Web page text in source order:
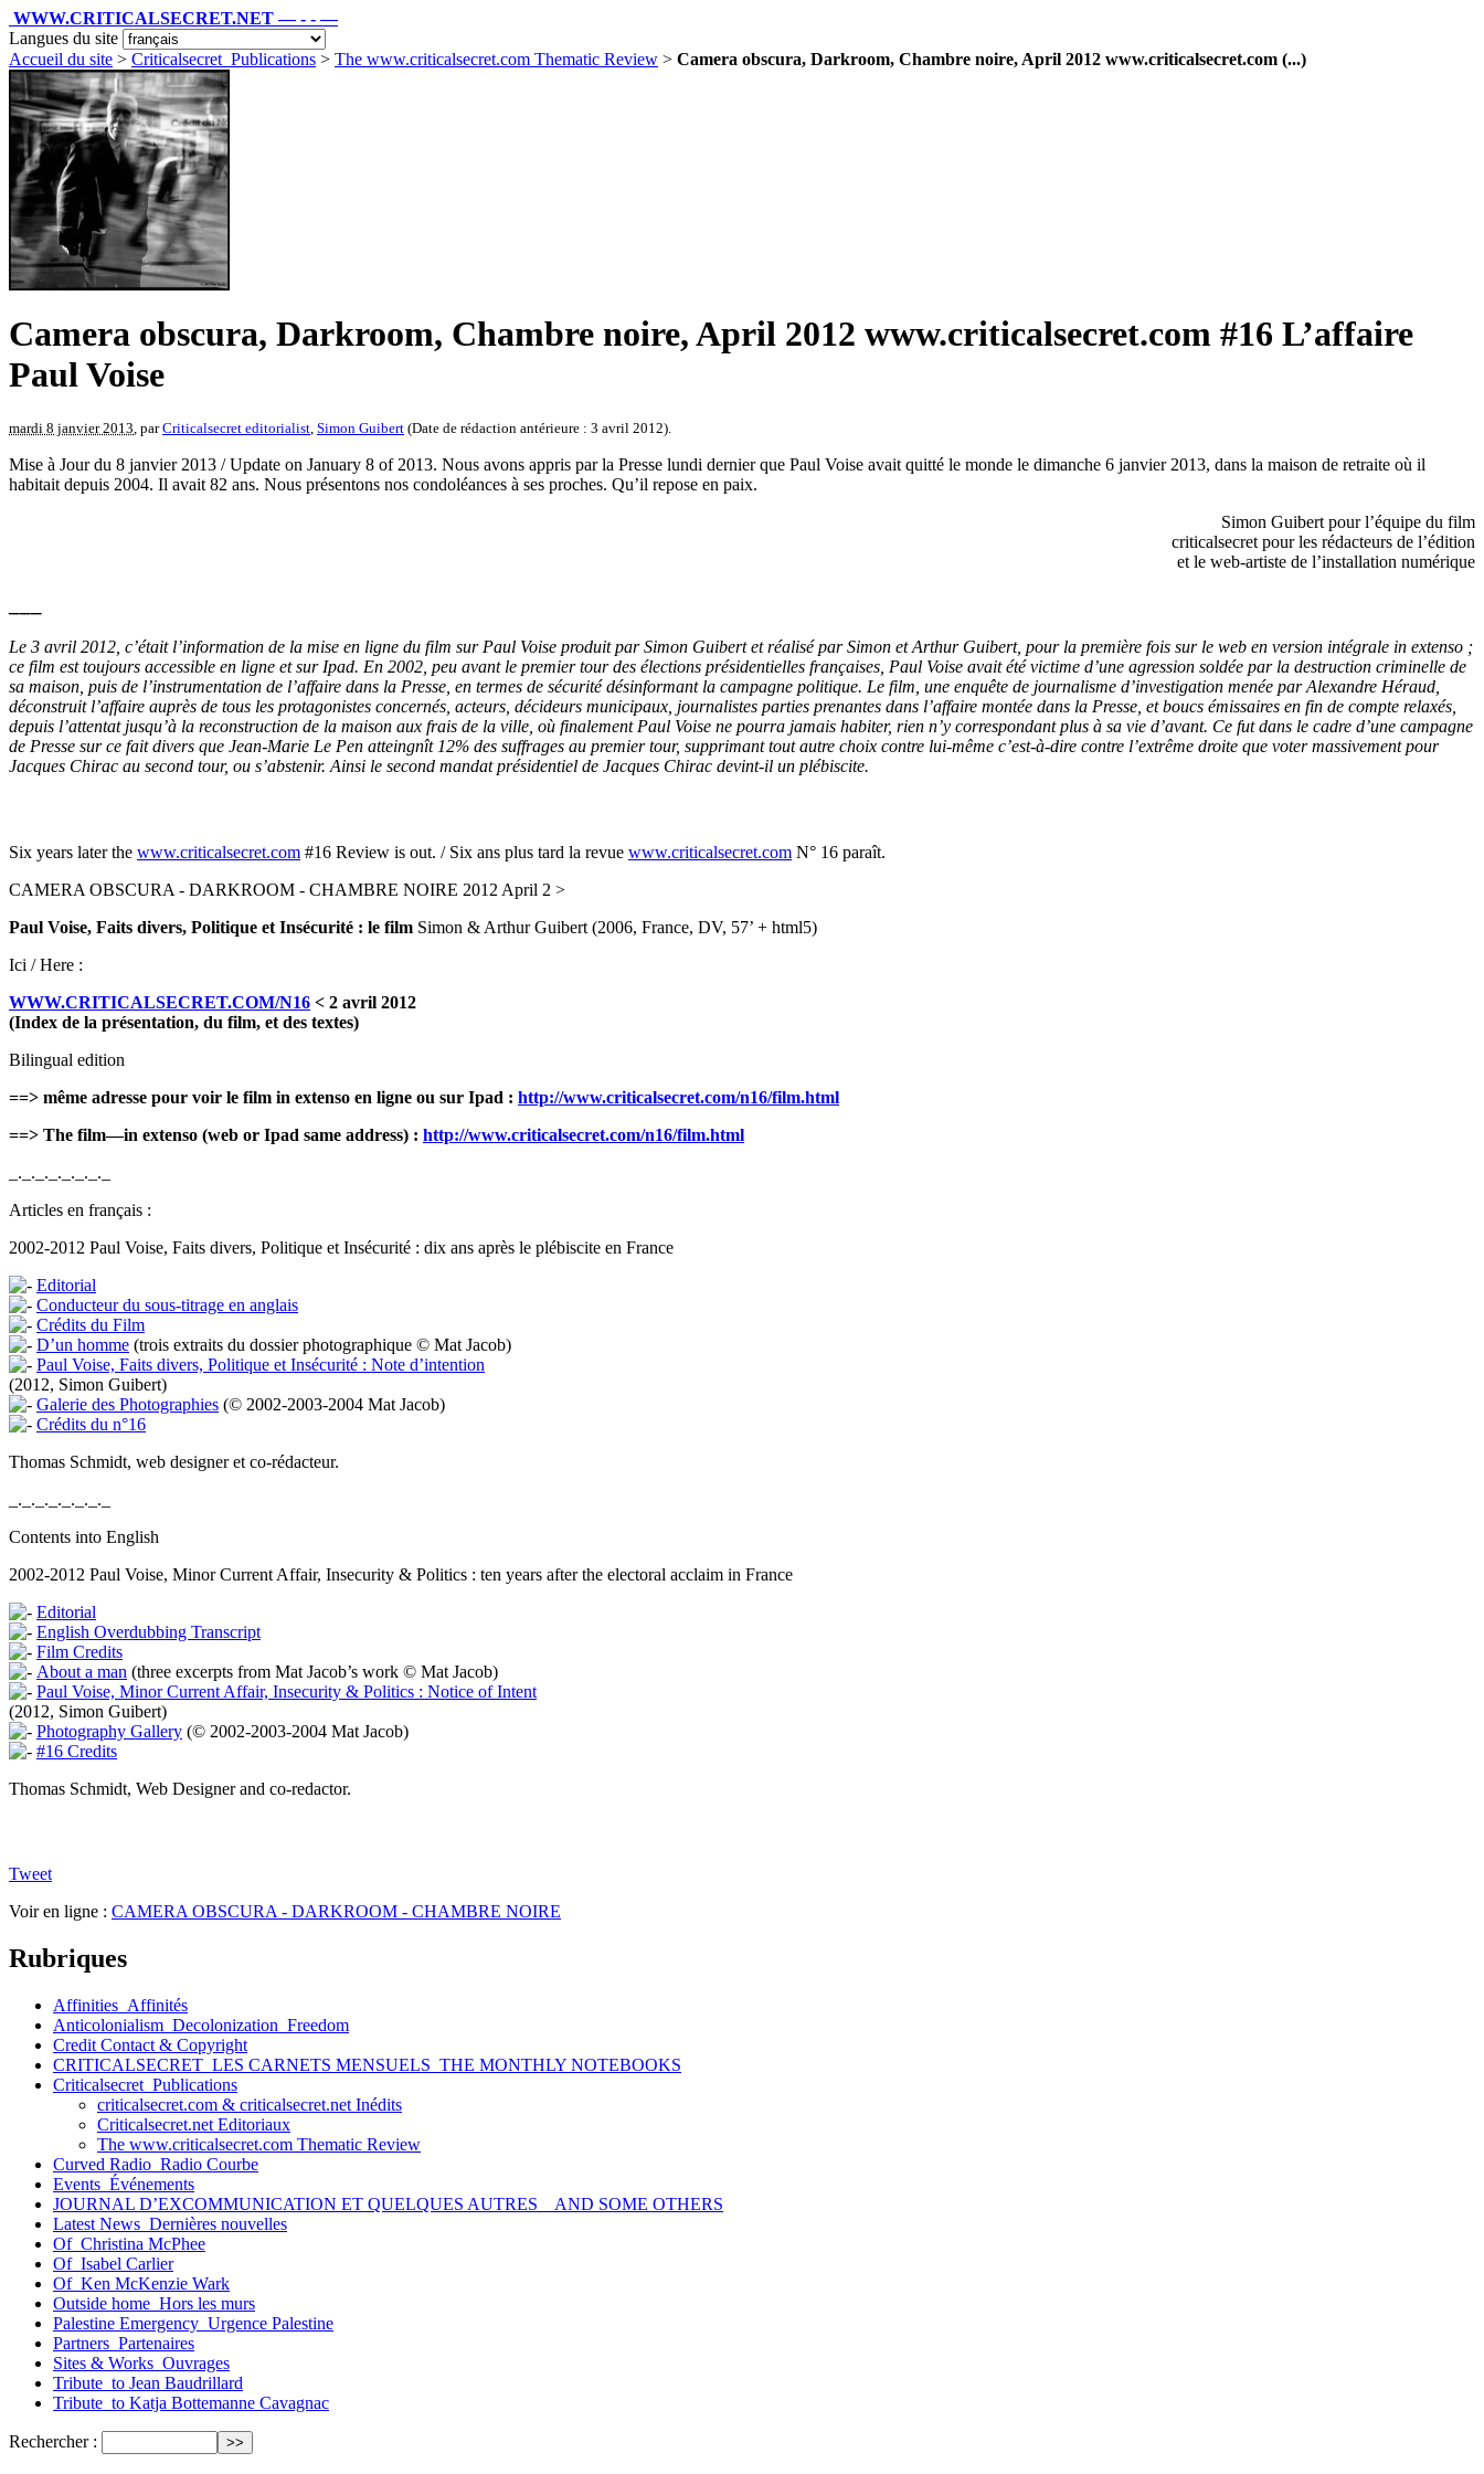
WWW.CRITICALSECRET.NET — - - —
Langues du site
Accueil du site > Criticalsecret_Publications > The www.criticalsecret.com Thematic Review > Camera obscura, Darkroom, Chambre noire, April 2012 www.criticalsecret.com (...)
Camera obscura, Darkroom, Chambre noire, April 2012 www.criticalsecret.com #16 L’affaire
Paul Voise
mardi 8 janvier 2013 , parCriticalsecret editorialist Simon Guibert (Date de rédaction antérieure : 3 avril 2012).
Mise à Jour du 8 janvier 2013 / Update on January 8 of 2013. Nous avons appris par la Presse lundi dernier que Paul Voise avait quitté le monde le dimanche 6 janvier 2013, dans la maison de retraite où il
habitait depuis 2004. Il avait 82 ans. Nous présentons nos condoléances à ses proches. Qu’il repose en paix.
Simon Guibert pour l’équipe du film
criticalsecret pour les rédacteurs de l’édition
et le web-artiste de l’installation numérique
Le 3 avril 2012, c’était l’information de la mise en ligne du film sur Paul Voise produit par Simon Guibert et réalisé par Simon et Arthur Guibert, pour la première fois sur le web en version intégrale in extenso ;
ce film est toujours accessible en ligne et sur Ipad. En 2002, peu avant le premier tour des élections présidentielles françaises, Paul Voise avait été victime d’une agression soldée par la destruction criminelle de
sa maison, puis de l’instrumentation de l’affaire dans la Presse, en termes de sécurité désinformant la campagne politique. Le film, une enquête de journalisme d’investigation menée par Alexandre Héraud,
déconstruit l’affaire auprès de tous les protagonistes concernés, acteurs, décideurs municipaux, journalistes parties prenantes dans l’affaire montée dans la Presse, et boucs émissaires en fin de compte relaxés,
depuis l’attentat jusqu’à la reconstruction de la maison aux frais de la ville, où finalement Paul Voise ne pourra jamais habiter, rien n’y correspondant plus à sa vie d’avant. Ce fut dans le cadre d’une campagne
de Presse sur ce fait divers que Jean-Marie Le Pen atteingnît 12% des suffrages au premier tour, supprimant tout autre choix contre lui-même c’est-à-dire contre l’extrême droite que voter massivement pour
Jacques Chirac au second tour, ou s’abstenir. Ainsi le second mandat présidentiel de Jacques Chirac devint-il un plébiscite.
Six years later the www.criticalsecret.com #16 Review is out. / Six ans plus tard la revue www.criticalsecret.com N° 16 paraît.
CAMERA OBSCURA - DARKROOM - CHAMBRE NOIRE 2012 April 2 >
Paul Voise, Faits divers, Politique et Insécurité : le film Simon & Arthur Guibert (2006, France, DV, 57’ + html5)
Ici / Here :
WWW.CRITICALSECRET.COM/N16 < 2 avril 2012
(Index de la présentation, du film, et des textes)
Bilingual edition
==> même adresse pour voir le film in extenso en ligne ou sur Ipad : http://www.criticalsecret.com/n16/film.html
==> The film—in extenso (web or Ipad same address) : http://www.criticalsecret.com/n16/film.html
_._._._._._._._
Articles en français :
2002-2012 Paul Voise, Faits divers, Politique et Insécurité : dix ans après le plébiscite en France
Editorial
Conducteur du sous-titrage en anglais
Crédits du Film
D’un homme (trois extraits du dossier photographique © Mat Jacob)
Paul Voise, Faits divers, Politique et Insécurité : Note d’intention
(2012, Simon Guibert)
Galerie des Photographies (© 2002-2003-2004 Mat Jacob)
Crédits du n°16
Thomas Schmidt, web designer et co-rédacteur.
_._._._._._._._
Contents into English
2002-2012 Paul Voise, Minor Current Affair, Insecurity & Politics : ten years after the electoral acclaim in France
Editorial
English Overdubbing Transcript
Film Credits
About a man (three excerpts from Mat Jacob’s work © Mat Jacob)
Paul Voise, Minor Current Affair, Insecurity & Politics : Notice of Intent
(2012, Simon Guibert)
Photography Gallery (© 2002-2003-2004 Mat Jacob)
#16 Credits
Thomas Schmidt, Web Designer and co-redactor.
Tweet
Voir en ligne : CAMERA OBSCURA - DARKROOM - CHAMBRE NOIRE
Rubriques
Affinities_Affinités
Anticolonialism_Decolonization_Freedom
Credit Contact & Copyright
CRITICALSECRET_LES CARNETS MENSUELS_THE MONTHLY NOTEBOOKS
Criticalsecret_Publications
criticalsecret.com & criticalsecret.net Inédits
Criticalsecret.net Editoriaux
The www.criticalsecret.com Thematic Review
Curved Radio_Radio Courbe
Events_Événements
JOURNAL D’EXCOMMUNICATION ET QUELQUES AUTRES _ AND SOME OTHERS
Latest News_Dernières nouvelles
Of_Christina McPhee
Of_Isabel Carlier
Of_Ken McKenzie Wark
Outside home_Hors les murs
Palestine Emergency_Urgence Palestine
Partners_Partenaires
Sites & Works_Ouvrages
Tribute_to Jean Baudrillard
Tribute_to Katja Bottemanne Cavagnac
Rechercher :